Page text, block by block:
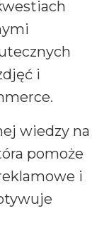
i
wiedzy na
pomoże
i